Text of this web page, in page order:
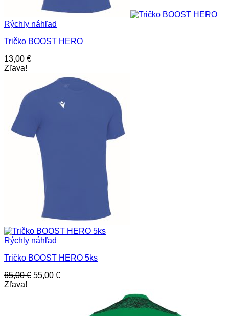
Rýchly náhľad
Tričko BOOST HERO
13,00 €
Zľava!
Rýchly náhľad
Tričko BOOST HERO 5ks
65,00€ Pôvodná
55,00 €Aktuálna
Zľava!